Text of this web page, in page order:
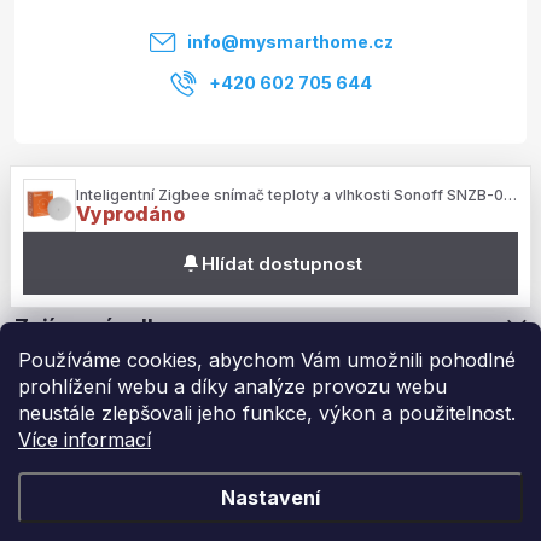
Používáme cookies, abychom Vám umožnili pohodlné
prohlížení webu a díky analýze provozu webu
neustále zlepšovali jeho funkce, výkon a použitelnost.
Více informací
Nastavení
Služby
Informace pro vás
Zajímavé odkazy
info@mysmarthome.cz
+420 602 705 644
nastavení cookies
Inteligentní Zigbee snímač teploty a vlhkosti Sonoff SNZB-02P
Vyprodáno
Hlídat dostupnost